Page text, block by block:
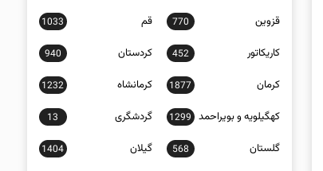
قزوین 770 قم 1033
کاریکاتور 452 کردستان 940
کرمان 1877 کرمانشاه 1232
کهگیلویه و بویراحمد 1299 گردشگری 13
گلستان 568 گیلان 1404